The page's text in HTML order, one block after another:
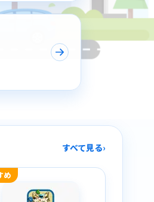
すべて見る›
め